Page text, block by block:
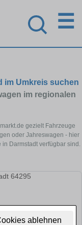
ablehnen
☰
im Umkreis suchen
im regionalen
gezielt Fahrzeuge
oder Jahreswagen - hier
Darmstadt verfügbar sind.